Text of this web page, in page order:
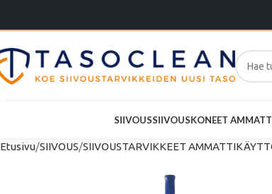
SIIVOUSSIIVOUSKONEET
Etusivu SIIVOUS SIIVOUSTARVIKKEET